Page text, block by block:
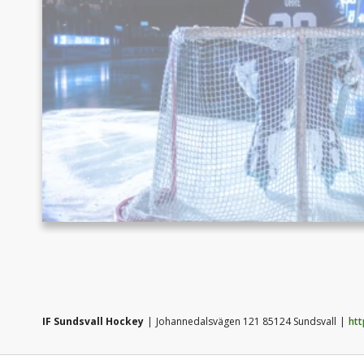
IF Sundsvall Hockey Johannedalsvägen 121 85124 Sundsvall